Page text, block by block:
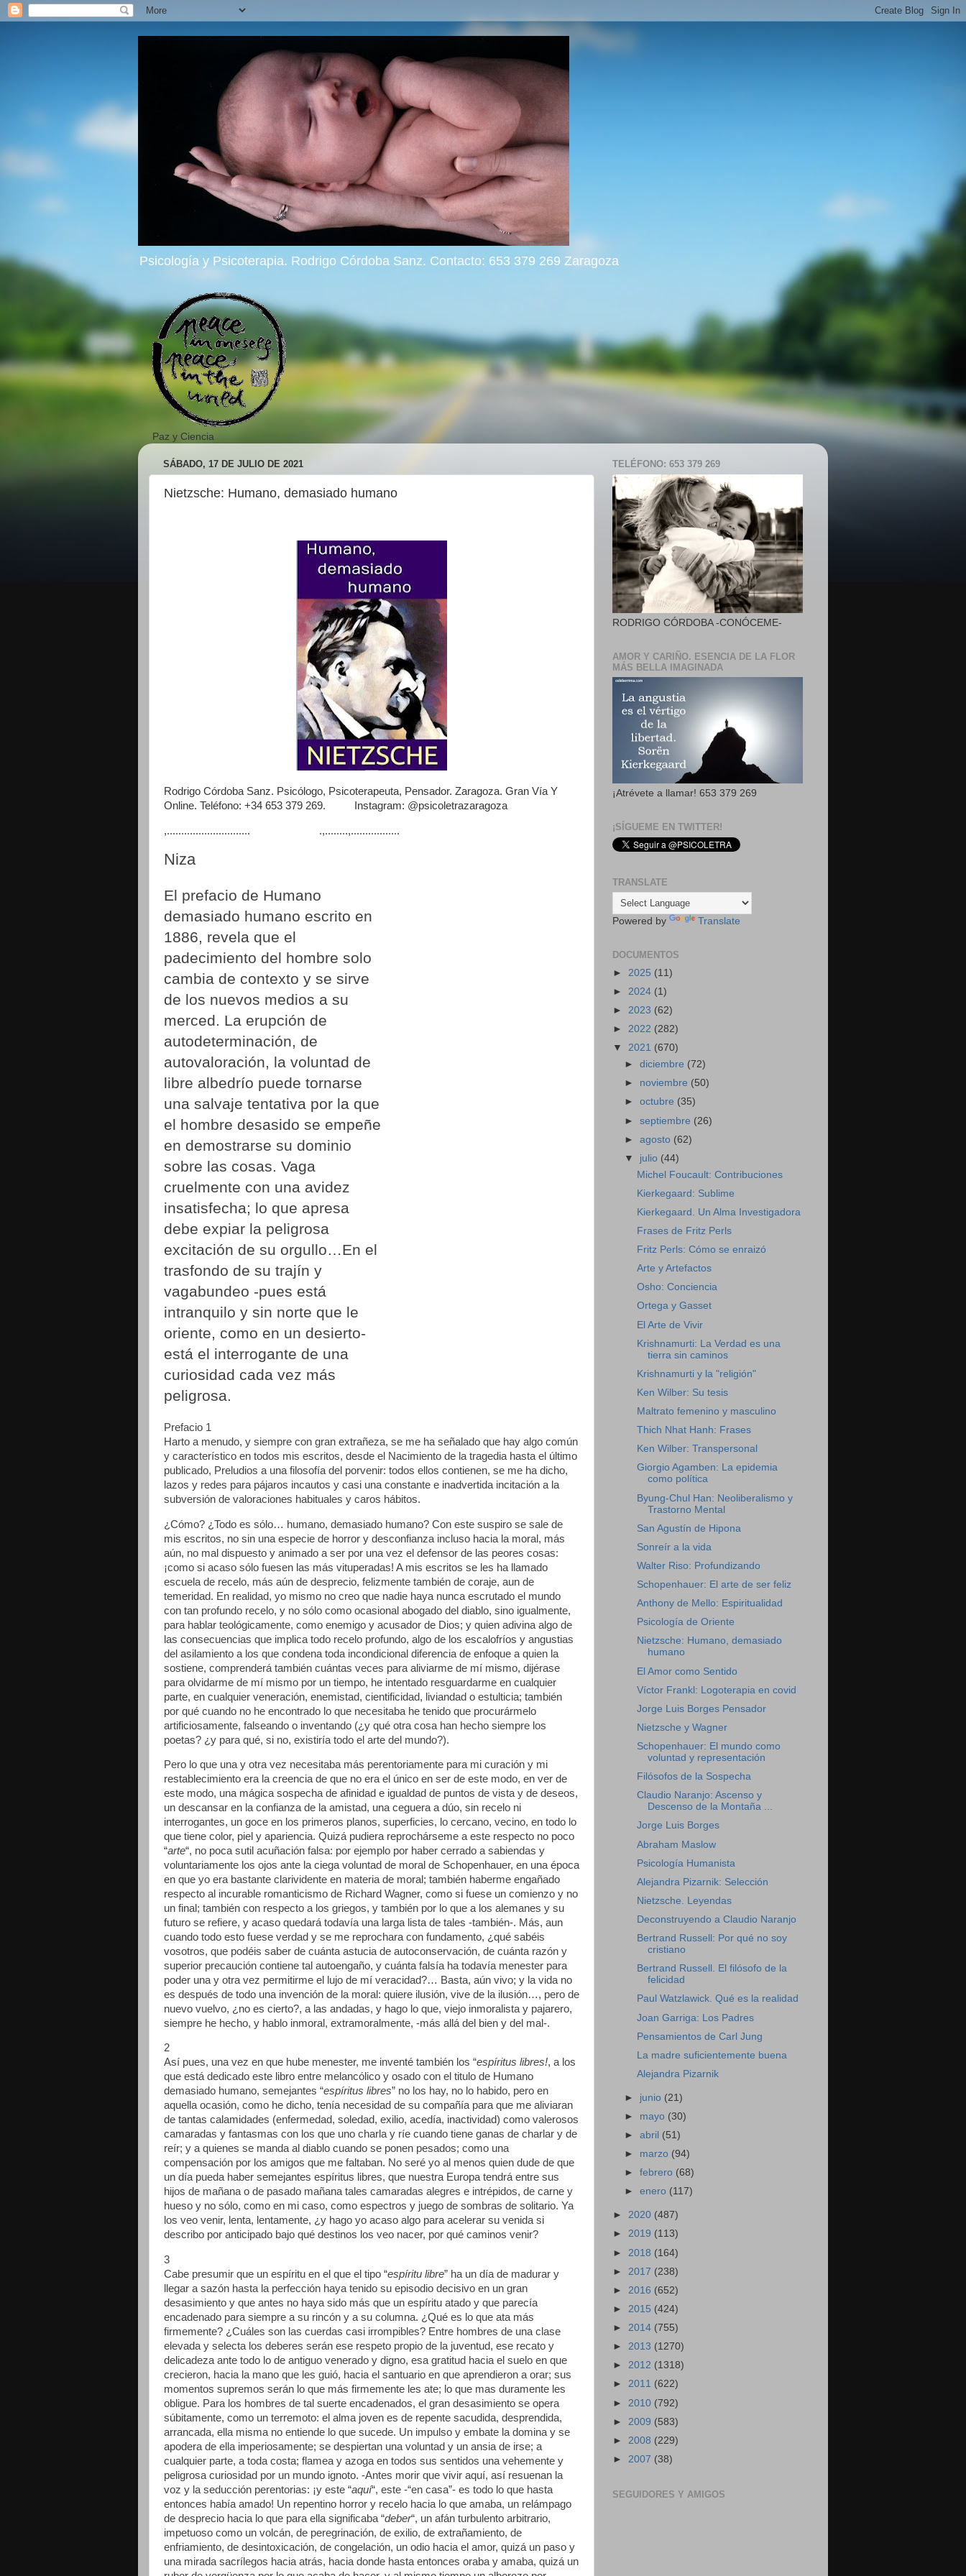
Psicología y Psicoterapia. Rodrigo Córdoba Sanz. Contacto: 653 379 269 Zaragoza
Paz y Ciencia
SÁBADO, 17 DE JULIO DE 2021
Nietzsche: Humano, demasiado humano
Rodrigo Córdoba Sanz. Psicólogo, Psicoterapeuta, Pensador. Zaragoza. Gran Vía Y
Online. Teléfono: +34 653 379 269. Instagram: @psicoletrazaragoza
,............................. .,........,.................
Niza
El prefacio de Humano
demasiado humano escrito en
1886, revela que el
padecimiento del hombre solo
cambia de contexto y se sirve
de los nuevos medios a su
merced. La erupción de
autodeterminación, de
autovaloración, la voluntad de
libre albedrío puede tornarse
una salvaje tentativa por la que
el hombre desasido se empeñe
en demostrarse su dominio
sobre las cosas. Vaga
cruelmente con una avidez
insatisfecha; lo que apresa
debe expiar la peligrosa
excitación de su orgullo…En el
trasfondo de su trajín y
vagabundeo -pues está
intranquilo y sin norte que le
oriente, como en un desierto-
está el interrogante de una
curiosidad cada vez más
peligrosa.
Prefacio 1
Harto a menudo, y siempre con gran extrañeza, se me ha señalado que hay algo común
y característico en todos mis escritos, desde el Nacimiento de la tragedia hasta el último
publicado, Preludios a una filosofía del porvenir: todos ellos contienen, se me ha dicho,
lazos y redes para pájaros incautos y casi una constante e inadvertida incitación a la
subversión de valoraciones habituales y caros hábitos.
¿Cómo? ¿Todo es sólo… humano, demasiado humano? Con este suspiro se sale de
mis escritos, no sin una especie de horror y desconfianza incluso hacia la moral, más
aún, no mal dispuesto y animado a ser por una vez el defensor de las peores cosas:
¡como si acaso sólo fuesen las más vituperadas! A mis escritos se les ha llamado
escuela de recelo, más aún de desprecio, felizmente también de coraje, aun de
temeridad. En realidad, yo mismo no creo que nadie haya nunca escrutado el mundo
con tan profundo recelo, y no sólo como ocasional abogado del diablo, sino igualmente,
para hablar teológicamente, como enemigo y acusador de Dios; y quien adivina algo de
las consecuencias que implica todo recelo profundo, algo de los escalofríos y angustias
del asilamiento a los que condena toda incondicional diferencia de enfoque a quien la
sostiene, comprenderá también cuántas veces para aliviarme de mí mismo, dijérase
para olvidarme de mí mismo por un tiempo, he intentado resguardarme en cualquier
parte, en cualquier veneración, enemistad, cientificidad, liviandad o estulticia; también
por qué cuando no he encontrado lo que necesitaba he tenido que procurármelo
artificiosamente, falseando o inventando (¿y qué otra cosa han hecho siempre los
poetas? ¿y para qué, si no, existiría todo el arte del mundo?).
Pero lo que una y otra vez necesitaba más perentoriamente para mi curación y mi
restablecimiento era la creencia de que no era el único en ser de este modo, en ver de
este modo, una mágica sospecha de afinidad e igualdad de puntos de vista y de deseos,
un descansar en la confianza de la amistad, una ceguera a dúo, sin recelo ni
interrogantes, un goce en los primeros planos, superficies, lo cercano, vecino, en todo lo
que tiene color, piel y apariencia. Quizá pudiera reprochárseme a este respecto no poco
“arte“, no poca sutil acuñación falsa: por ejemplo por haber cerrado a sabiendas y
voluntariamente los ojos ante la ciega voluntad de moral de Schopenhauer, en una época
en que yo era bastante clarividente en materia de moral; también haberme engañado
respecto al incurable romanticismo de Richard Wagner, como si fuese un comienzo y no
un final; también con respecto a los griegos, y también por lo que a los alemanes y su
futuro se refiere, y acaso quedará todavía una larga lista de tales -también-. Más, aun
cuando todo esto fuese verdad y se me reprochara con fundamento, ¿qué sabéis
vosotros, que podéis saber de cuánta astucia de autoconservación, de cuánta razón y
superior precaución contiene tal autoengaño, y cuánta falsía ha todavía menester para
poder una y otra vez permitirme el lujo de mí veracidad?… Basta, aún vivo; y la vida no
es después de todo una invención de la moral: quiere ilusión, vive de la ilusión…, pero de
nuevo vuelvo, ¿no es cierto?, a las andadas, y hago lo que, viejo inmoralista y pajarero,
siempre he hecho, y hablo inmoral, extramoralmente, -más allá del bien y del mal-.
2
Así pues, una vez en que hube menester, me inventé también los “espíritus libres!, a los
que está dedicado este libro entre melancólico y osado con el titulo de Humano
demasiado humano, semejantes “espíritus libres” no los hay, no lo habido, pero en
aquella ocasión, como he dicho, tenía necesidad de su compañía para que me aliviaran
de tantas calamidades (enfermedad, soledad, exilio, acedía, inactividad) como valerosos
camaradas y fantasmas con los que uno charla y ríe cuando tiene ganas de charlar y de
reír; y a quienes se manda al diablo cuando se ponen pesados; como una
compensación por los amigos que me faltaban. No seré yo al menos quien dude de que
un día pueda haber semejantes espíritus libres, que nuestra Europa tendrá entre sus
hijos de mañana o de pasado mañana tales camaradas alegres e intrépidos, de carne y
hueso y no sólo, como en mi caso, como espectros y juego de sombras de solitario. Ya
los veo venir, lenta, lentamente, ¿y hago yo acaso algo para acelerar su venida si
describo por anticipado bajo qué destinos los veo nacer, por qué caminos venir?
3
Cabe presumir que un espíritu en el que el tipo “espíritu libre” ha un día de madurar y
llegar a sazón hasta la perfección haya tenido su episodio decisivo en un gran
desasimiento y que antes no haya sido más que un espíritu atado y que parecía
encadenado para siempre a su rincón y a su columna. ¿Qué es lo que ata más
firmemente? ¿Cuáles son las cuerdas casi irrompibles? Entre hombres de una clase
elevada y selecta los deberes serán ese respeto propio de la juventud, ese recato y
delicadeza ante todo lo de antiguo venerado y digno, esa gratitud hacia el suelo en que
crecieron, hacia la mano que les guió, hacia el santuario en que aprendieron a orar; sus
momentos supremos serán lo que más firmemente les ate; lo que mas duramente les
obligue. Para los hombres de tal suerte encadenados, el gran desasimiento se opera
súbitamente, como un terremoto: el alma joven es de repente sacudida, desprendida,
arrancada, ella misma no entiende lo que sucede. Un impulso y embate la domina y se
apodera de ella imperiosamente; se despiertan una voluntad y un ansia de irse; a
cualquier parte, a toda costa; flamea y azoga en todos sus sentidos una vehemente y
peligrosa curiosidad por un mundo ignoto. -Antes morir que vivir aquí, así resuenan la
voz y la seducción perentorias: ¡y este “aquí“, este -“en casa”- es todo lo que hasta
entonces había amado! Un repentino horror y recelo hacia lo que amaba, un relámpago
de desprecio hacia lo que para ella significaba “deber“, un afán turbulento arbitrario,
impetuoso como un volcán, de peregrinación, de exilio, de extrañamiento, de
enfriamiento, de desintoxicación, de congelación, un odio hacia el amor, quizá un paso y
una mirada sacrílegos hacia atrás, hacia donde hasta entonces oraba y amaba, quizá un
TELÉFONO: 653 379 269
RODRIGO CÓRDOBA -CONÓCEME-
AMOR Y CARIÑO. ESENCIA DE LA FLOR
MÁS BELLA IMAGINADA
¡Atrévete a llamar! 653 379 269
¡SÍGUEME EN TWITTER!
TRANSLATE
Powered by Translate
DOCUMENTOS
► 2025 (11)
► 2024 (1)
► 2023 (62)
► 2022 (282)
▼ 2021 (670)
►diciembre (72)
► noviembre (50)
►octubre (35)
►septiembre (26)
►agosto (62)
▼ julio (44)
Michel Foucault: Contribuciones
Kierkegaard: Sublime
Kierkegaard. Un Alma Investigadora
Frases de Fritz Perls
Fritz Perls: Cómo se enraizó
Arte y Artefactos
Osho: Conciencia
Ortega y Gasset
El Arte de Vivir
Krishnamurti: La Verdad es una
tierra sin caminos
Krishnamurti y la "religión"
Ken Wilber: Su tesis
Maltrato femenino y masculino
Thich Nhat Hanh: Frases
Ken Wilber: Transpersonal
Giorgio Agamben: La epidemia
como política
Byung-Chul Han: Neoliberalismo y
Trastorno Mental
San Agustín de Hipona
Sonreír a la vida
Walter Riso: Profundizando
Schopenhauer: El arte de ser feliz
Anthony de Mello: Espiritualidad
Psicología de Oriente
Nietzsche: Humano, demasiado
humano
El Amor como Sentido
Víctor Frankl: Logoterapia en covid
Jorge Luis Borges Pensador
Nietzsche y Wagner
Schopenhauer: El mundo como
voluntad y representación
Filósofos de la Sospecha
Claudio Naranjo: Ascenso y
Descenso de la Montaña ...
Jorge Luis Borges
Abraham Maslow
Psicología Humanista
Alejandra Pizarnik: Selección
Nietzsche. Leyendas
Deconstruyendo a Claudio Naranjo
Bertrand Russell: Por qué no soy
cristiano
Bertrand Russell. El filósofo de la
felicidad
Paul Watzlawick. Qué es la realidad
Joan Garriga: Los Padres
Pensamientos de Carl Jung
La madre suficientemente buena
Alejandra Pizarnik
► junio (21)
► mayo (30)
►abril (51)
► marzo (94)
►febrero (68)
►enero (117)
► 2020 (487)
► 2019 (113)
► 2018 (164)
► 2017 (238)
► 2016 (652)
► 2015 (424)
► 2014 (755)
► 2013 (1270)
► 2012 (1318)
► 2011 (622)
► 2010 (792)
► 2009 (583)
► 2008 (229)
► 2007 (38)
SEGUIDORES Y AMIGOS